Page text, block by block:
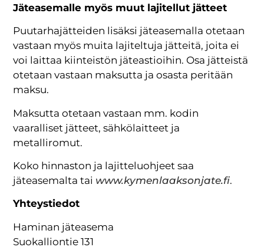
Jäteasemalle myös muut lajitellut jätteet
Puutarhajätteiden lisäksi jäteasemalla otetaan
vastaan myös muita lajiteltuja jätteitä, joita ei
voi laittaa kiinteistön jäteastioihin. Osa jätteistä
otetaan vastaan maksutta ja osasta peritään
maksu.
Maksutta otetaan vastaan mm. kodin
vaaralliset jätteet, sähkölaitteet ja
metalliromut.
Koko hinnaston ja lajitteluohjeet saa
jäteasemalta tai www.kymenlaaksonjate.fi.
Yhteystiedot
Haminan jäteasema
Suokalliontie 131